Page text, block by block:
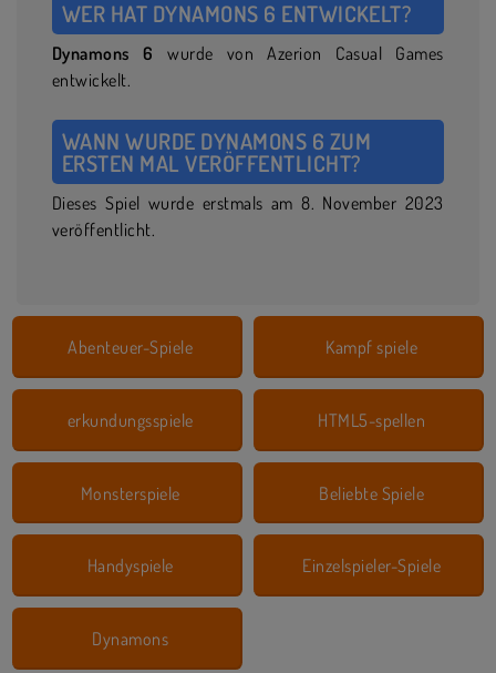
WER HAT DYNAMONS 6 ENTWICKELT?
Dynamons 6 wurde von Azerion Casual Games
entwickelt.
WANN WURDE DYNAMONS 6 ZUM
ERSTEN MAL VERÖFFENTLICHT?
Dieses Spiel wurde erstmals am 8. November 2023
veröffentlicht.
Abenteuer-Spiele Kampf spiele
erkundungsspiele HTML5-spellen
Monsterspiele Beliebte Spiele
Handyspiele Einzelspieler-Spiele
Dynamons